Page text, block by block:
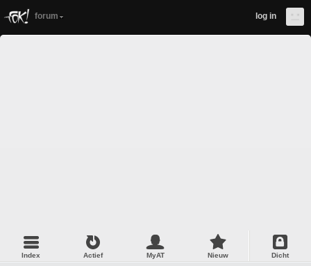
forum log in
Index Actief MyAT Nieuw Dicht